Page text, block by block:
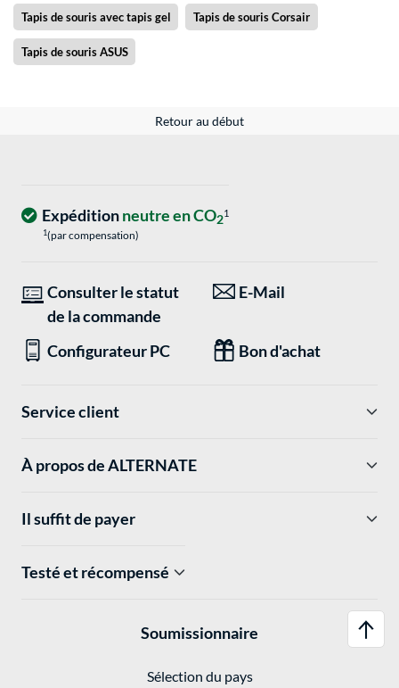
Tapis de souris avec tapis gel Tapis de souris Corsair
Tapis de souris ASUS
Retour au début
Expéditionneutre en CO21
1(par compensation)
Consulter le statut
de la commande
E-Mail
Configurateur PC Bon d'achat
Service client
À propos de ALTERNATE
Il suffit de payer
Testé et récompensé
Soumissionnaire
Sélection du pays